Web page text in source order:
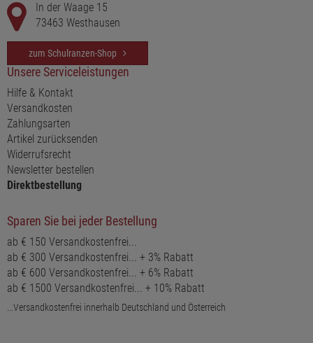
In der Waage 15
73463 Westhausen
zum Schulranzen-Shop
Unsere Serviceleistungen
Hilfe & Kontakt
Versandkosten
Zahlungsarten
Artikel zurücksenden
Widerrufsrecht
Newsletter bestellen
Direktbestellung
Sparen Sie bei jeder Bestellung
ab € 150 Versandkostenfrei...
ab € 300 Versandkostenfrei... + 3% Rabatt
ab € 600 Versandkostenfrei... + 6% Rabatt
ab € 1500 Versandkostenfrei... + 10% Rabatt
...Versandkostenfrei innerhalb Deutschland und Österreich